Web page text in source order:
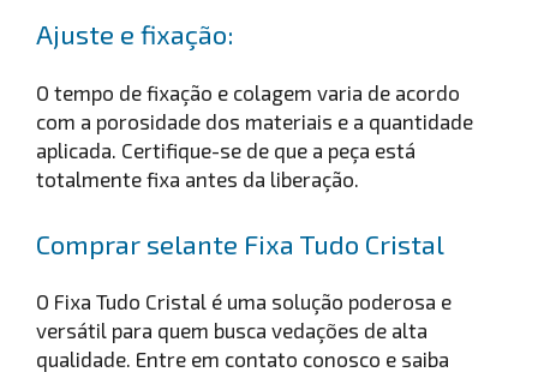
Ajuste e fixação:
O tempo de fixação e colagem varia de acordo
com a porosidade dos materiais e a quantidade
aplicada. Certifique-se de que a peça está
totalmente fixa antes da liberação.
Comprar selante Fixa Tudo Cristal
O Fixa Tudo Cristal é uma solução poderosa e
versátil para quem busca vedações de alta
qualidade. Entre em contato conosco e saiba